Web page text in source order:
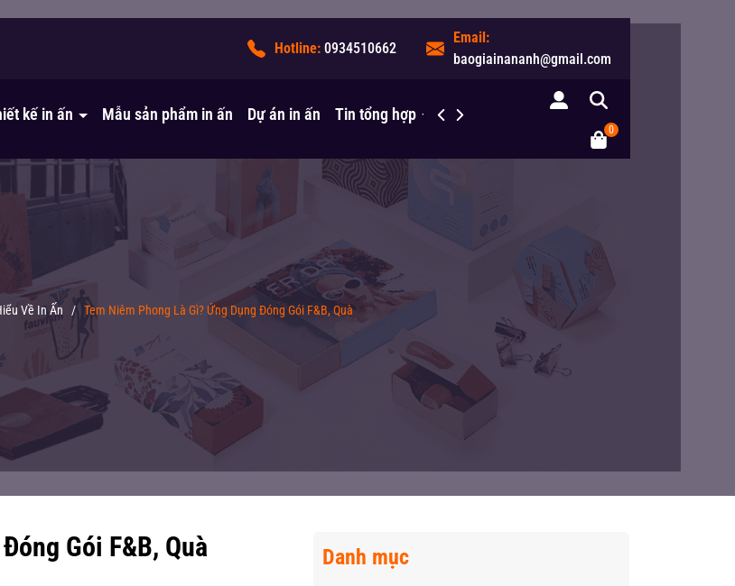
Hotline: 0934510662
Email:
baogiainananh@gmail.com
kế in ấn Mẫu sản phẩm in ấn Dự án in ấn Tin tổng hợp Liên hệ
0
Về In Ấn / Tem Niêm Phong Là Gì? Ứng Dụng Đóng Gói F&B, Quà
Gói F&B, Quà Danh mục